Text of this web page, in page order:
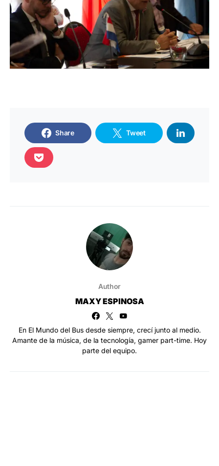
Share Tweet
Author
MAXY ESPINOSA
En El Mundo del Bus desde siempre, crecí junto al medio.
Amante de la música, de la tecnología, gamer part-time. Hoy
parte del equipo.